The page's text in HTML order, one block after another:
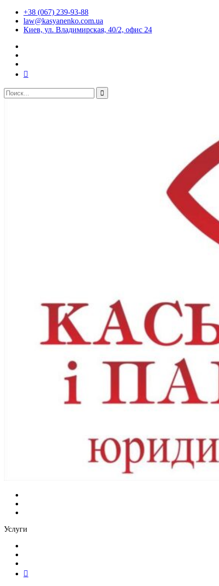
+38 (067) 239-93-88
law@kasyanenko.com.ua
Киев, ул. Владимирская, 40/2, офис 24
Услуги